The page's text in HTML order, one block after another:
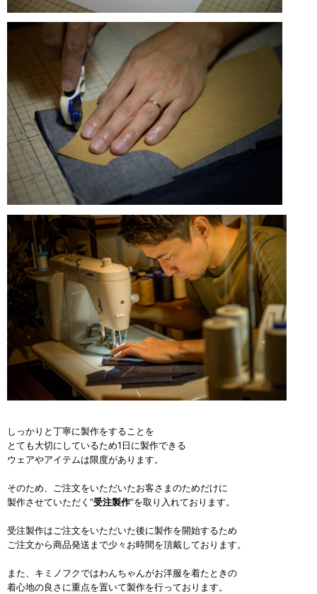
しっかりと丁寧に製作をすることを
とても大切にしているため1日に製作できる
ウェアやアイテムは限度があります。
そのため、ご注文をいただいたお客さまのためだけに
製作させていただく“受注製作”を取り入れております。
受注製作はご注文をいただいた後に製作を開始するため
ご注文から商品発送まで少々お時間を頂戴しております。
また、キミノフクではわんちゃんがお洋服を着たときの
着心地の良さに重点を置いて製作を行っております。